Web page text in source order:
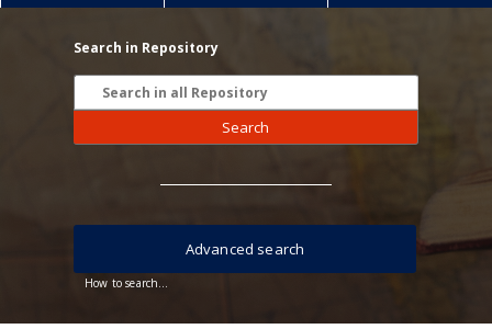
Search in Repository
Search
How to search...
Advanced search